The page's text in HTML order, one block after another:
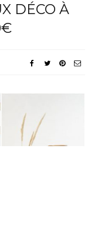
DÉCO À